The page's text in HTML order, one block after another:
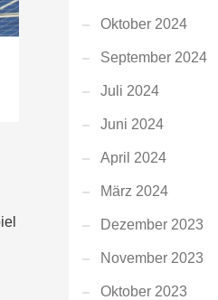
Oktober 2024
September 2024
Juli 2024
Juni 2024
April 2024
März 2024
Dezember 2023
November 2023
Oktober 2023